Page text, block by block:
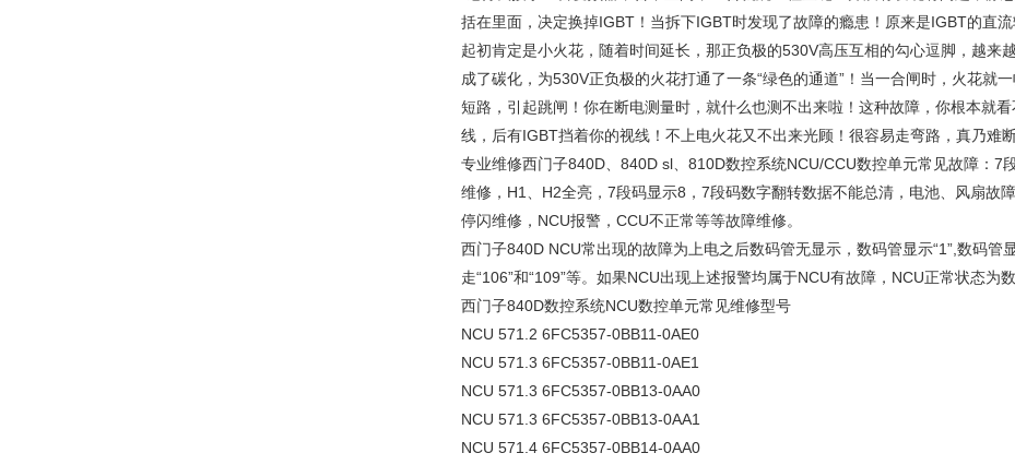
括在里面，决定换掉IGBT！当拆下IGBT时发现了故障的瘾患！原来是IGBT的直
起初肯定是小火花，随着时间延长，那正负极的530V高压互相的勾心逗脚，越来
成了碳化，为530V正负极的火花打通了一条“绿色的通道”！当一合闸时，火花就
短路，引起跳闸！你在断电测量时，就什么也测不出来啦！这种故障，你根本就
线，后有IGBT挡着你的视线！不上电火花又不出来光顾！很容易走弯路，真乃难断
专业维修西门子840D、840D sl、810D数控系统NCU/CCU数控单元常见故障：7
维修，H1、H2全亮，7段码显示8，7段码数字翻转数据不能总清，电池、风扇故
停闪维修，NCU报警，CCU不正常等等故障维修。
西门子840D NCU常出现的故障为上电之后数码管无显示，数码管显示“1”,数码管
走“106”和“109”等。如果NCU出现上述报警均属于NCU有故障，NCU正常状态为
西门子840D数控系统NCU数控单元常见维修型号
NCU 571.2 6FC5357-0BB11-0AE0
NCU 571.3 6FC5357-0BB11-0AE1
NCU 571.3 6FC5357-0BB13-0AA0
NCU 571.3 6FC5357-0BB13-0AA1
NCU 571.4 6FC5357-0BB14-0AA0